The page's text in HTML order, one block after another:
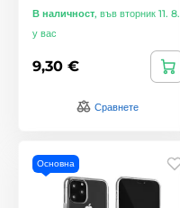
В наличност, във вторник 11. 8.
у вас
9,30 €
Сравнете
Основна